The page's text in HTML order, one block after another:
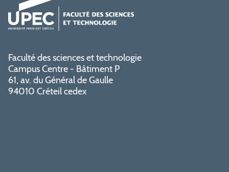
Faculté des sciences et technologie
Campus Centre - Bâtiment P
61, av. du Général de Gaulle
94010 Créteil cedex